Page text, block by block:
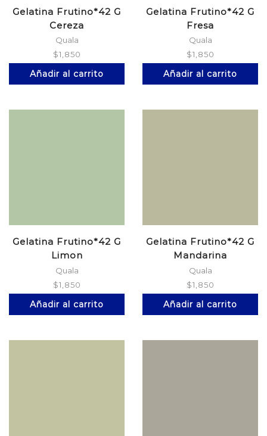
Gelatina Frutino*42 G
Cereza
Quala
$1,850
Añadir al carrito
Gelatina Frutino*42 G
Fresa
Quala
$1,850
Añadir al carrito
Gelatina Frutino*42 G
Limon
Quala
$1,850
Añadir al carrito
Gelatina Frutino*42 G
Mandarina
Quala
$1,850
Añadir al carrito